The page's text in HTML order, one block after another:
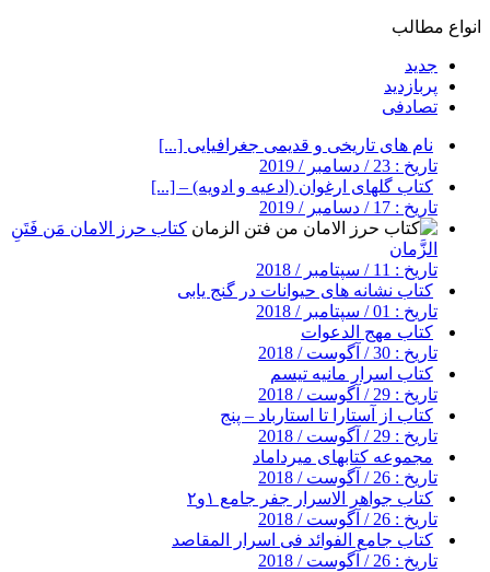
انواع مطالب
جدید
پربازدید
تصادفی
نام های تاریخی و قدیمی جغرافیایی [...]
تاریخ : 23 / دسامبر / 2019
کتاب گلهای ارغوان (ادعیه و ادویه) – [...]
تاریخ : 17 / دسامبر / 2019
کتاب حرز الامان مَن فَتَنِ
الزَّمان
تاریخ : 11 / سپتامبر / 2018
کتاب نشانه های حیوانات در گنج یابی
تاریخ : 01 / سپتامبر / 2018
کتاب مهج الدعوات
تاریخ : 30 / آگوست / 2018
کتاب اسرار مانیه تیسم
تاریخ : 29 / آگوست / 2018
کتاب از آستارا تا استارباد – پنج
تاریخ : 29 / آگوست / 2018
مجموعه کتابهای میرداماد
تاریخ : 26 / آگوست / 2018
کتاب جواهر الاسرار جفر جامع ۱و۲
تاریخ : 26 / آگوست / 2018
کتاب جامع الفوائد فی اسرار المقاصد
تاریخ : 26 / آگوست / 2018